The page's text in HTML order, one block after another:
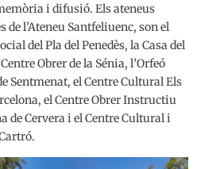
i difusió. Els ateneus
l’Ateneu Santfeliuenc, son el
del Pla del Penedès, la Casa del
Obrer de la Sénia, l’Orfeó
Sentmenat, el Centre Cultural Els
el Centre Obrer Instructiu
de Cervera i el Centre Cultural i